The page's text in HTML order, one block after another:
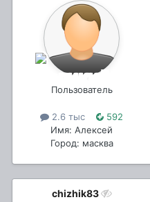
Пользователь
2.6 тыс
592
Имя: Алексей
Город: масква
chizhik83